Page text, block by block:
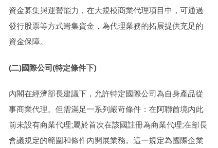
資金募集與運營能力，在大規模商業代理項目中，可通過
發行股票等方式籌集資金，為代理業務的拓展提供充足的
資金保障。
(二)國際公司(特定條件下)
內閣在經濟部長建議下，允許特定國際公司為自身產品從
事商業代理。但需滿足一系列嚴苛條件：在阿聯酋境內此
前未設有商業代理;屬於首次在該國註冊為商業代理;在部長
會議規定的範圍和條件內開展業務。這一規定為國際企業